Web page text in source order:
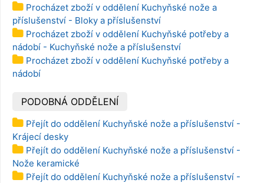
Procházet zboží v oddělení Kuchyňské nože a
příslušenství - Bloky a příslušenství
Procházet zboží v oddělení Kuchyňské potřeby a
nádobí - Kuchyňské nože a příslušenství
Procházet zboží v oddělení Kuchyňské potřeby a
nádobí
PODOBNÁ ODDĚLENÍ
Přejít do oddělení Kuchyňské nože a příslušenství -
Krájecí desky
Přejít do oddělení Kuchyňské nože a příslušenství -
Nože keramické
Přejít do oddělení Kuchyňské nože a příslušenství -